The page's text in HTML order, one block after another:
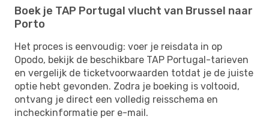
Boek je TAP Portugal vlucht van Brussel naar
Porto
Het proces is eenvoudig: voer je reisdata in op
Opodo, bekijk de beschikbare TAP Portugal-tarieven
en vergelijk de ticketvoorwaarden totdat je de juiste
optie hebt gevonden. Zodra je boeking is voltooid,
ontvang je direct een volledig reisschema en
incheckinformatie per e-mail.